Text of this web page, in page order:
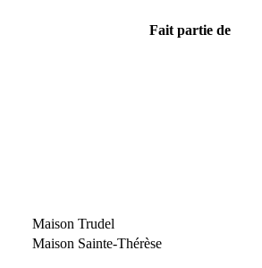
Fait partie de
Maison Trudel
Maison Sainte-Thérèse